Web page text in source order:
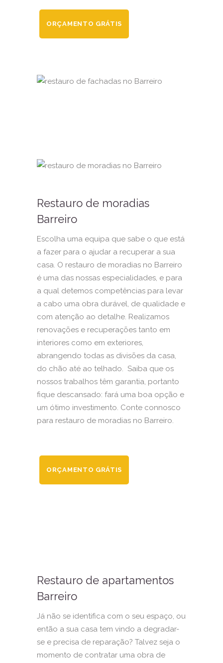
ORÇAMENTO GRÁTIS
Restauro de moradias
Barreiro
Escolha uma equipa que sabe o que está
a fazer para o ajudar a recuperar a sua
casa. O restauro de moradias no Barreiro
é uma das nossas especialidades, e para
a qual detemos competências para levar
a cabo uma obra durável, de qualidade e
com atenção ao detalhe. Realizamos
renovações e recuperações tanto em
interiores como em exteriores,
abrangendo todas as divisões da casa,
do chão até ao telhado. Saiba que os
nossos trabalhos têm garantia, portanto
fique descansado: fará uma boa opção e
um ótimo investimento. Conte connosco
para restauro de moradias no Barreiro.
ORÇAMENTO GRÁTIS
Restauro de apartamentos
Barreiro
Já não se identifica com o seu espaço, ou
então a sua casa tem vindo a degradar-
se e precisa de reparação? Talvez seja o
momento de contratar uma obra de